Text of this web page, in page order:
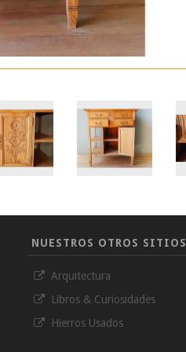
NUESTROS OTROS SITIOS
Arquitectura
Libros & Curiosidades
Hierros Usados